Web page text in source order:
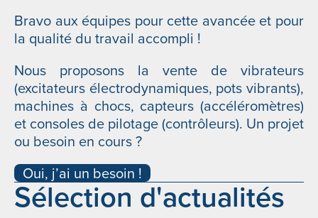
Bravo aux équipes pour cette avancée et pour
la qualité du travail accompli !
Nous proposons la vente de vibrateurs
(excitateurs électrodynamiques, pots vibrants),
machines à chocs, capteurs (accéléromètres)
et consoles de pilotage (contrôleurs). Un projet
ou besoin en cours ?
Oui, j’ai un besoin !
Sélection d'actualités